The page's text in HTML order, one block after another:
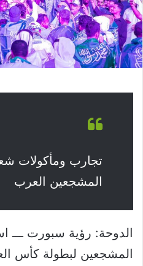
تجارب ومأكولات
المشجعين العرب
الدوحة: رؤية سبورت ـــ